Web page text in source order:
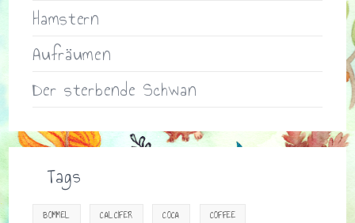
Hamstern
Aufräumen
Der sterbende Schwan
Tags
BOMMEL CALCIFER COCA COFFEE